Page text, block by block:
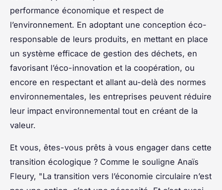
performance économique et respect de
l’environnement. En adoptant une conception éco-
responsable de leurs produits, en mettant en place
un système efficace de gestion des déchets, en
favorisant l’éco-innovation et la coopération, ou
encore en respectant et allant au-delà des normes
environnementales, les entreprises peuvent réduire
leur impact environnemental tout en créant de la
valeur.
Et vous, êtes-vous prêts à vous engager dans cette
transition écologique ? Comme le souligne Anaïs
Fleury, "La transition vers l’économie circulaire n’est